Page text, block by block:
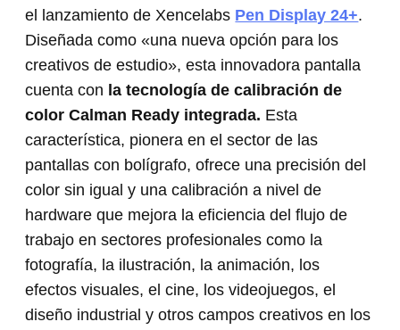
el lanzamiento de Xencelabs Pen Display 24+.
Diseñada como «una nueva opción para los
creativos de estudio», esta innovadora pantalla
cuenta con la tecnología de calibración de
color Calman Ready integrada. Esta
característica, pionera en el sector de las
pantallas con bolígrafo, ofrece una precisión del
color sin igual y una calibración a nivel de
hardware que mejora la eficiencia del flujo de
trabajo en sectores profesionales como la
fotografía, la ilustración, la animación, los
efectos visuales, el cine, los videojuegos, el
diseño industrial y otros campos creativos en los